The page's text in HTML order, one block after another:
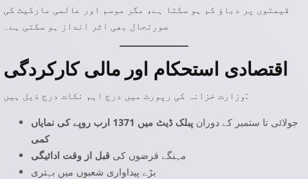
قیمتوں پر دباؤ کم ہو سکتا ہے، مگر موسم اور عالمی مارکیٹ کی
صورتحال بھی اثر انداز ہو سکتی ہے۔
اقتصادی استحکام اور مالی کارکردگی
وزارت خزانہ کی رپورٹ میں درج اہم نکات درج ذیل ہیں:
جولائی تا ستمبر کے دوران
پبلک ڈیٹ میں 1371 ارب روپے کی نمایاں
کمی
مہنگے قرضوں کی قبل از وقت ادائیگی
بڑے پیداواری شعبوں میں بہتری